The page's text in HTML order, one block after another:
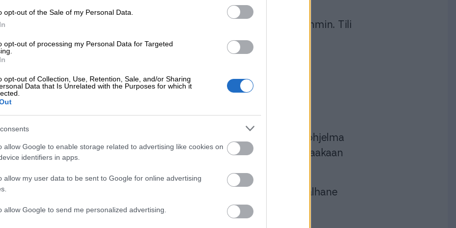
opt-out of the Sale of my Personal Data.
opt-out of processing my Personal Data for Targeted
opt-out of Collection, Use, Retention, Sale, and/or Sharing
Data that Is Unrelated with the Purposes for which it
allow Google to enable storage related to advertising like cookies on
identifiers in apps.
allow my user data to be sent to Google for online advertising
allow Google to send me personalized advertising.
heti. Tai ensin kokeilla ja tutustua palvelun toimintoihin tarkemmin. Tili
ilmaislaajuudessa, kun otat palvelun käyttöön.
tienaamaan ensimmäisen
Siis liikevaihdolla mitattuna.
Mikko Ihonen
Jos netti toimii, niin ohjelma
toimii. Ei ole ollut kertaakaan
Jarno Stålhane